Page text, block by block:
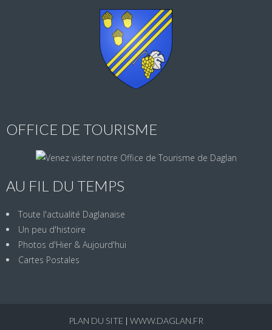
OFFICE DE TOURISME
AU FIL DU TEMPS
Toute l'actualité Daglanaise
Un peu d'histoire
Photos d'Hier & Aujourd'hui
Cartes Postales
PLAN DU SITE | WWW.DAGLAN.FR